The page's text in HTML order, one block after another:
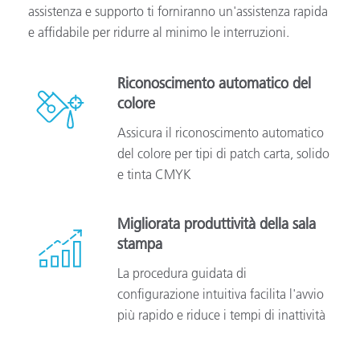
assistenza e supporto ti forniranno un'assistenza rapida
e affidabile per ridurre al minimo le interruzioni.
Riconoscimento automatico del
colore
Assicura il riconoscimento automatico
del colore per tipi di patch carta, solido
e tinta CMYK
Migliorata produttività della sala
stampa
La procedura guidata di
configurazione intuitiva facilita l'avvio
più rapido e riduce i tempi di inattività